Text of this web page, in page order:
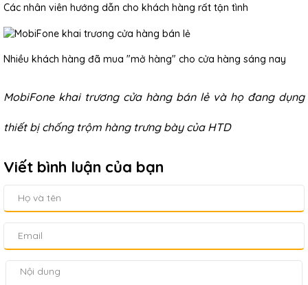
Các nhân viên hướng dẫn cho khách hàng rất tận tình
Nhiều khách hàng đã mua "mở hàng" cho cửa hàng sáng nay
MobiFone khai trương cửa hàng bán lẻ và họ đang dụng
thiết bị chống trộm hàng trưng bày của HTD
Viết bình luận của bạn